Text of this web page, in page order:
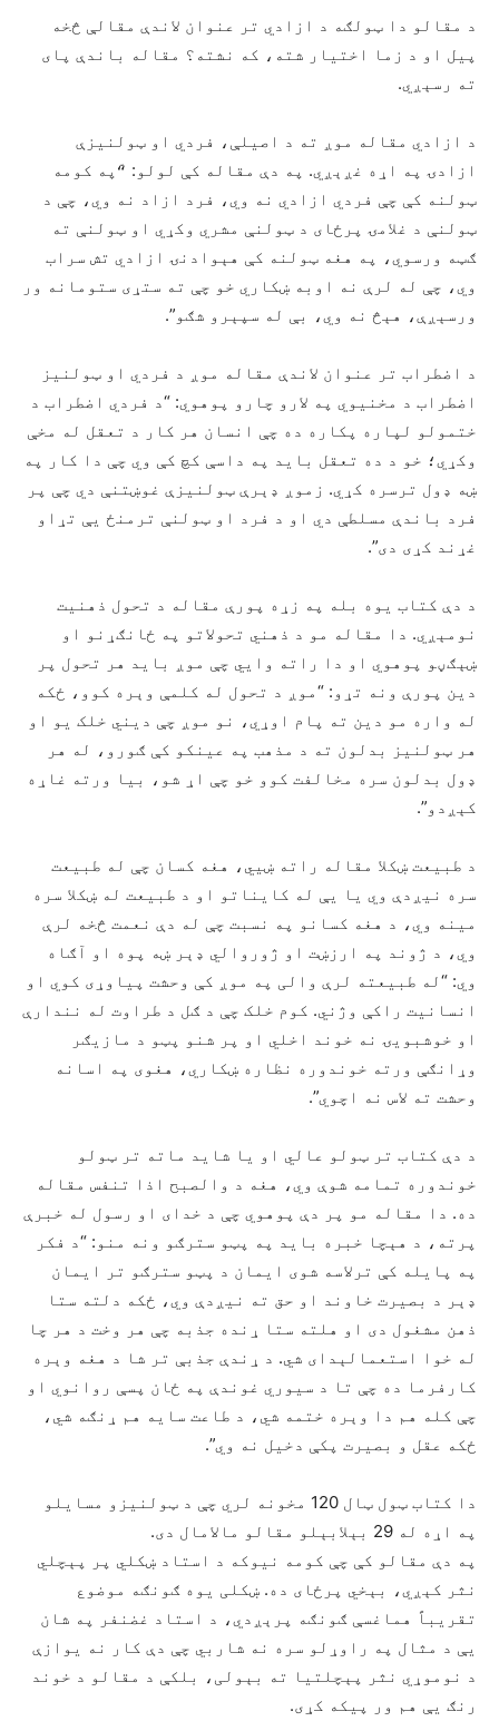
د مقالو دا ټولګه د ازادي تر عنوان لاندې مقالې څخه
پیل او د زما اختيار شته، که نشته؟ مقاله باندې پای
ته رسېږي.
د ازادي مقاله موږ ته د اصیلې، فردي او ټولنیزې
ازادۍ په اړه غږېږي. په دې مقاله کې لولو: “ّپه کومه
ټولنه کې چې فردي ازادي نه وي، فرد ازاد نه وي، چې د
ټولنې د غلامۍ پرځای د ټولنې مشري وکړي او ټولنې ته
ګټه ورسوي، په هغه ټولنه کې هېوادنۍ ازادي تش سراب
وي، چې له لرې نه اوبه ښکاري خو چې ته ستړی ستومانه ور
ورسېږې، هېڅ نه وي، بې له سپېرو شګو”.
د اضطراب تر عنوان لاندې مقاله موږ د فردي او ټولنیز
اضطراب د مخنیوي په لارو چارو پوهوي: “د فردي اضطراب د
ختمولو لپاره پکاره ده چې انسان هر کار د تعقل له مخې
وکړي؛ خو د ده تعقل باید په داسې کچ کې وي چې دا کار په
ښه ډول ترسره کړي. زموږ ډېرې ټولنیزې غوښتنې دي چې پر
فرد باندې مسلطې دي او د فرد او ټولنې ترمنځ یې تړاو
غړند کړی دی”.
د دې کتاب يوه بله په زړه پورې مقاله د تحول ذهنیت
نومېږي. دا مقاله مو د ذهني تحولاتو په ځانګړنو او
ښېګڼو پوهوي او دا راته وايي چې موږ باید هر تحول پر
دین پورې ونه تړو: “موږ د تحول له کلمې وېره کوو، ځکه
له واره مو دين ته پام اوړي، نو موږ چې دیني خلک یو او
هر ټولنیز بدلون ته د مذهب په عینکو کې ګورو، له هر
ډول بدلون سره مخالفت کوو خو چې اړ شو، بیا ورته غاړه
کېږدو”.
د طبیعت ښکلا مقاله راته ښيي، هغه کسان چې له طبیعت
سره نيږدې وي یا یې له کایناتو او د طبیعت له ښکلا سره
مينه وي، د هغه کسانو په نسبت چې له دې نعمت څخه لرې
وي، د ژوند په ارزښت او ژوروالي ډېر ښه پوه او آګاه
وي: “له طبيعته لرې والی په موږ کې وحشت پياوړی کوي او
انسانیت راکې وژني. کوم خلک چې د ګل د طراوت له نندارې
او خوشبویۍ نه خوند اخلي او پر شنو پټو د مازیګر
وړانګې ورته خوندوره نظاره ښکاري، هغوی په اسانه
وحشت ته لاس نه اچوي”.
د دې کتاب تر ټولو عالي او یا شاید ماته تر ټولو
خوندوره تمامه شوې وي، هغه د والصبح اذا تنفس مقاله
ده. دا مقاله مو پر دې پوهوي چې د خدای او رسول له خبرې
پرته، د هېچا خبره بايد په پټو سترګو ونه منو: “د فکر
په پایله کې ترلاسه شوی ایمان د پټو سترګو تر ایمان
ډېر د بصیرت خاوند او حق ته نيږدې وي، ځکه دلته ستا
ذهن مشغول دی او هلته ستا ړنده جذبه چې هر وخت د هر چا
له خوا استعمالېدای شي. د ړندې جذبې تر شا د هغه وېره
کارفرما ده چې تا د سيوري غوندې په ځان پسې روانوي او
چې کله هم دا وېره ختمه شي، د طاعت سایه هم ړنګه شي،
ځکه عقل و بصیرت پکې دخیل نه وي”.
دا کتاب ټول ټال 120 مخونه لري چې د ټولنیزو مسایلو
په اړه له 29 بېلابېلو مقالو مالامال دی.
په دې مقالو کې چې کومه نیوکه د استاد ښکلي پر پېچلي
نثر کېږي، بېخي پرځای ده. ښکلی یوه ګونګه موضوع
تقریباً هماغسې ګونګه پرېږدي، د استاد غضنفر په شان
يې د مثال په راوړلو سره نه شاربي چې دې کار نه یوازې
د نوموړي نثر پېچلتيا ته بېولی، بلکې د مقالو د خوند
رنګ یې هم ور پيکه کړی.